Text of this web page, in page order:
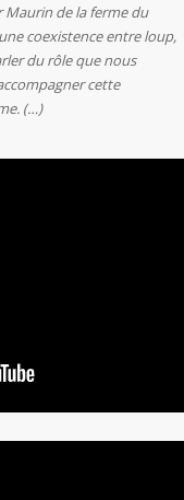
Maurin de la ferme du
coexistence entre loup,
du rôle que nous
cette
(…)